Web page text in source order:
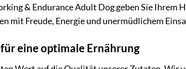
& Endurance Adult Dog geben Sie Ihrem
mit Freude, Energie und unermüdlichem
eine optimale Ernährung